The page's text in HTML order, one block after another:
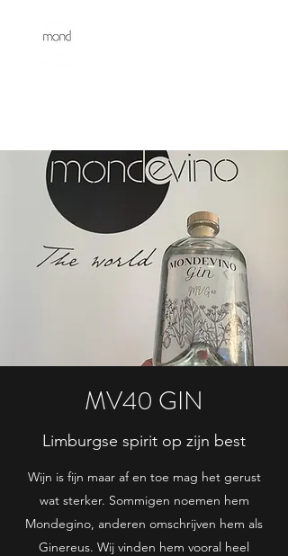
MV40 GIN
Limburgse spirit op zijn best
Wijn is fijn maar af en toe mag het gerust
wat sterker. Sommigen noemen hem
Mondegino, anderen omschrijven hem als
Ginereus. Wij vinden hem vooral heel